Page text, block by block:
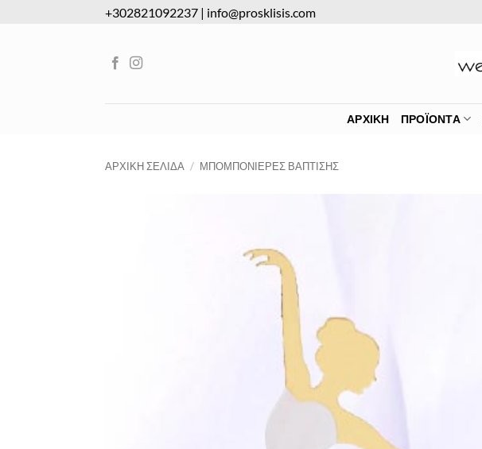
+302821092237 | info@prosklisis.com
ΑΡΧΙΚΉ ΠΡΟΪΌΝΤΑ
ΑΡΧΙΚΉ ΣΕΛΊΔΑ / ΜΠΟΜΠΟΝΙΈΡΕΣ ΒΆΠΤΙΣΗΣ